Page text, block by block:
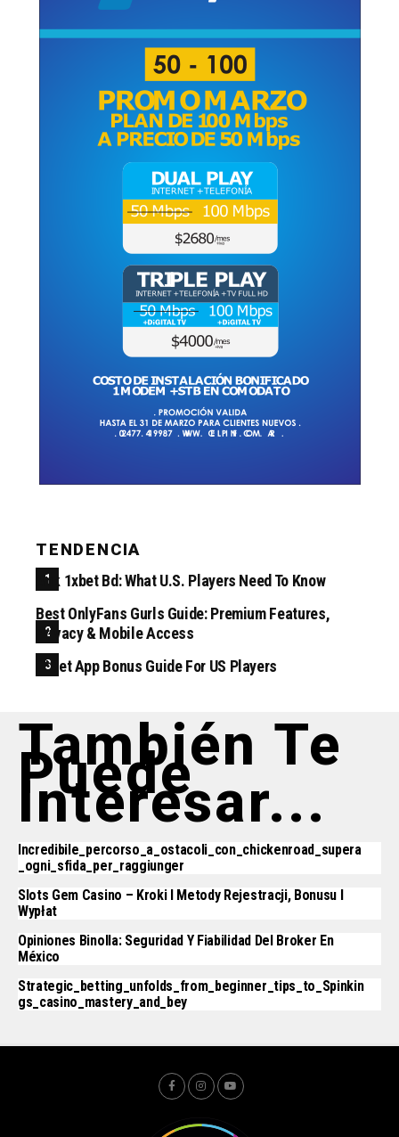
TENDENCIA
Apk 1xbet Bd: What U.S. Players Need To Know
Best OnlyFans Gurls Guide: Premium Features,
Privacy & Mobile Access
1*bet App Bonus Guide For US Players
También Te
Puede
Interesar...
Incredibile_percorso_a_ostacoli_con_chickenroad_supera
_ogni_sfida_per_raggiunger
Slots Gem Casino – Kroki I Metody Rejestracji, Bonusu I
Wypłat
Opiniones Binolla: Seguridad Y Fiabilidad Del Broker En
México
Strategic_betting_unfolds_from_beginner_tips_to_Spinkin
Gs_casino_mastery_and_bey